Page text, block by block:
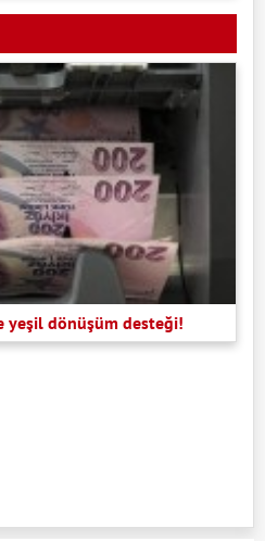
yeşil dönüşüm desteği!